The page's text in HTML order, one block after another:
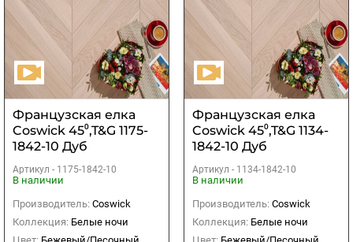
Французская елка
Coswick 45⁰,T&G 1175-
1842-10 Дуб
S&B
Артикул - 1175-1842-10
В наличии
Производитель: Coswick
Коллекция: Белые ночи
Французская елка
Coswick 45⁰,T&G 1134-
1842-10 Дуб
S&B
Артикул - 1134-1842-10
В наличии
Производитель: Coswick
Коллекция: Белые ночи